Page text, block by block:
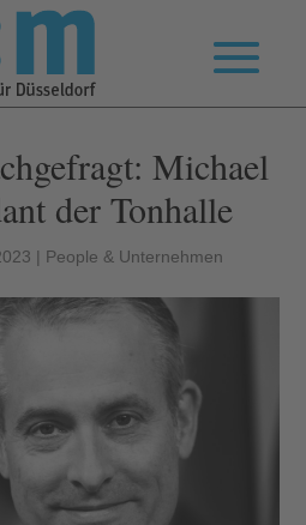
Michael
der Tonhalle
| People & Unternehmen